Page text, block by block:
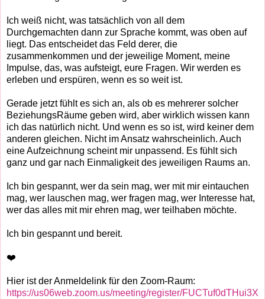
Ich weiß nicht, was tatsächlich von all dem
Durchgemachten dann zur Sprache kommt, was oben auf
liegt. Das entscheidet das Feld derer, die
zusammenkommen und der jeweilige Moment, meine
Impulse, das, was aufsteigt, eure Fragen. Wir werden es
erleben und erspüren, wenn es so weit ist.
Gerade jetzt fühlt es sich an, als ob es mehrerer solcher
BeziehungsRäume geben wird, aber wirklich wissen kann
ich das natürlich nicht. Und wenn es so ist, wird keiner dem
anderen gleichen. Nicht im Ansatz wahrscheinlich. Auch
eine Aufzeichnung scheint mir unpassend. Es fühlt sich
ganz und gar nach Einmaligkeit des jeweiligen Raums an.
Ich bin gespannt, wer da sein mag, wer mit mir eintauchen
mag, wer lauschen mag, wer fragen mag, wer Interesse hat,
wer das alles mit mir ehren mag, wer teilhaben möchte.
Ich bin gespannt und bereit.
❤️
Hier ist der Anmeldelink für den Zoom-Raum:
https://us06web.zoom.us/meeting/register/FUCTuf0dTHui3X